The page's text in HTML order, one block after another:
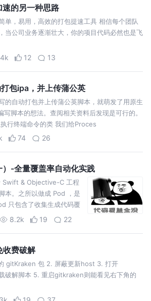
的另一种思路
单，易用，高效的打包提速工具 相信每个团队
当公司业务逐渐壮大，你的项目代码必然也是飞
12 13
包ipa，并上传蒲公英
的自动打包并上传蒲公英脚本，就萌发了用原生
脚本的想法。查阅相关资料后发现是可行的。
行终端命令的类 我们给Proces
74 26
）-全量覆盖率自动化实践
Swift & Objective-C 工程
本。之所以做成 Pod ，是
只包含了收集生成代码覆
单方便。
8.2k 19 22
费破解
gitKraken 包 2. 屏蔽更新host 3. 打开
破解脚本 5. 重启gitkraken则能看见右下角的